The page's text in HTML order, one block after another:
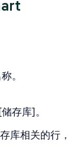
。
存库]。
库相关的行，